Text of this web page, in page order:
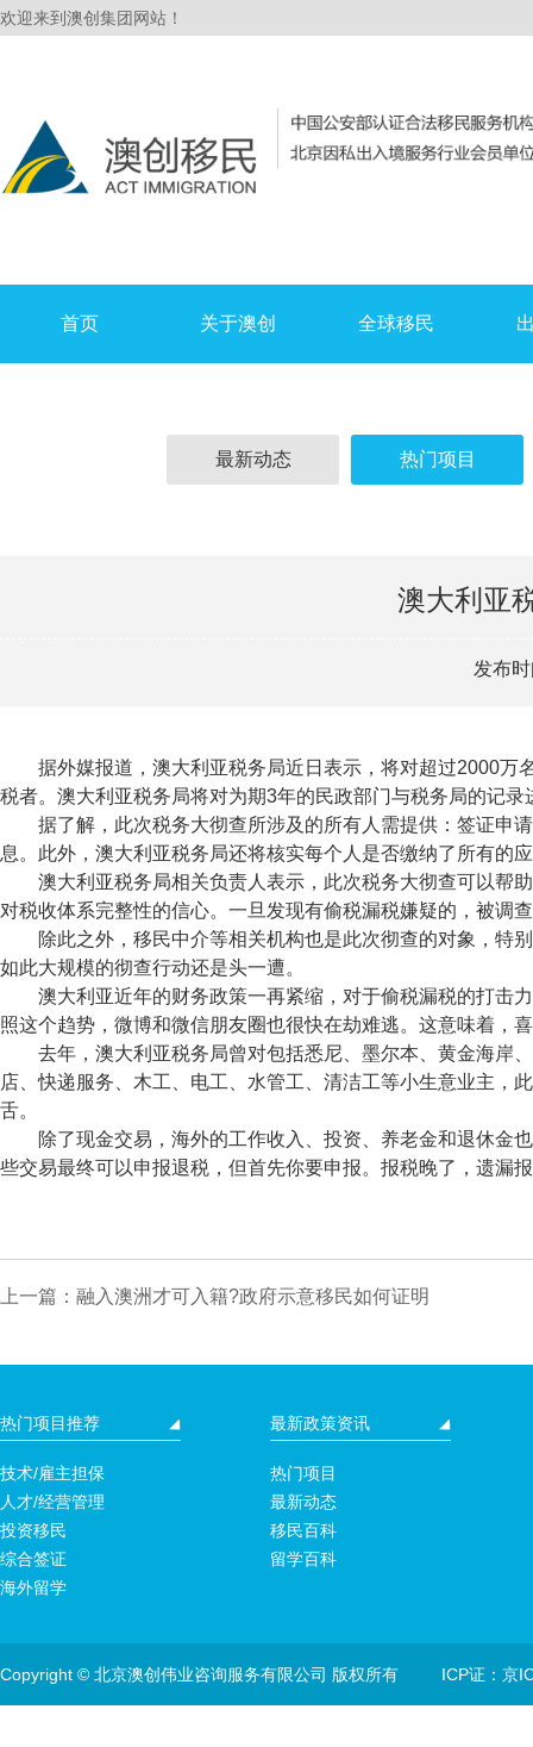
欢迎来到澳创集团网站！
首页 关于澳创 全球移民
最新动态 热门项目
澳大利亚
发布
据外媒报道，澳大利亚税务局近日表示，将对超过2000万
税者。澳大利亚税务局将对为期3年的民政部门与税务局的记
据了解，此次税务大彻查所涉及的所有人需提供：签证申请
息。此外，澳大利亚税务局还将核实每个人是否缴纳了所有的
澳大利亚税务局相关负责人表示，此次税务大彻查可以帮助
对税收体系完整性的信心。一旦发现有偷税漏税嫌疑的，被调
除此之外，移民中介等相关机构也是此次彻查的对象，特别
如此大规模的彻查行动还是头一遭。
澳大利亚近年的财务政策一再紧缩，对于偷税漏税的打击力
照这个趋势，微博和微信朋友圈也很快在劫难逃。这意味着，
去年，澳大利亚税务局曾对包括悉尼、墨尔本、黄金海岸、
店、快递服务、木工、电工、水管工、清洁工等小生意业主，
舌。
除了现金交易，海外的工作收入、投资、养老金和退休金也
些交易最终可以申报退税，但首先你要申报。报税晚了，遗漏
上一篇：融入澳洲才可入籍?政府示意移民如何证明
热门项目推荐
技术/雇主担保
人才/经营管理
投资移民
综合签证
海外留学
最新政策资讯
热门项目
最新动态
移民百科
留学百科
Copyright © 北京澳创伟业咨询服务有限公司 版权所有 ICP证：京